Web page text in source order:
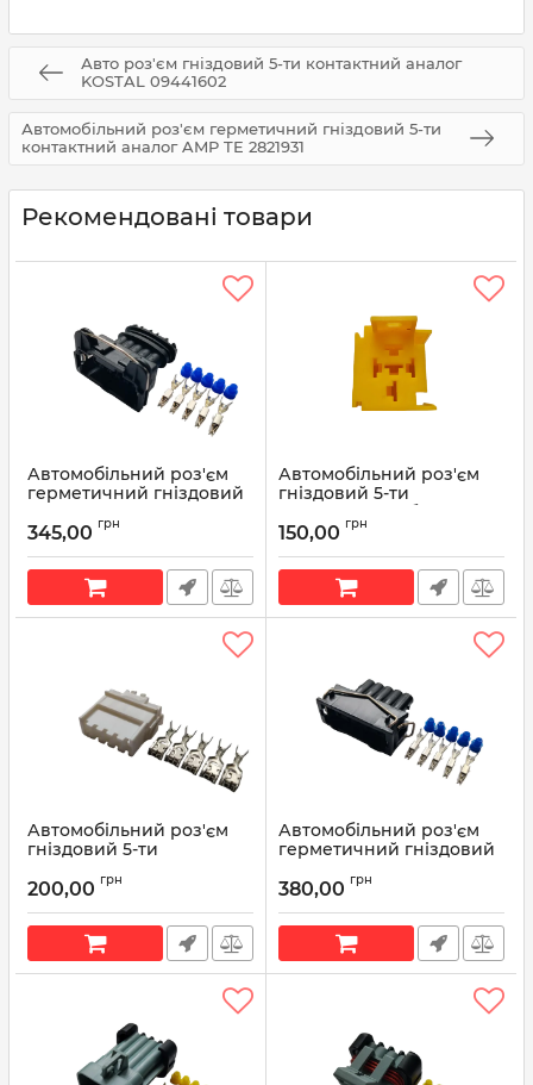
Авто роз'єм гніздовий 5-ти контактний аналог
KOSTAL 09441602
Автомобільний роз'єм герметичний гніздовий 5-ти
контактний аналог AMP TE 2821931
Рекомендовані товари
Автомобільний роз'єм
герметичний гніздовий
AMP TE 2821931
Артикул: TE 2821931
345,00 грн
Автомобільний роз'єм
гніздовий 5-ти
контактний набірної
серії 6,3мм для реле
Артикул: Р268
150,00 грн
Автомобільний роз'єм
гніздовий 5-ти
для кнопок
Mercedes
Р240
200,00 грн
Автомобільний роз'єм
герметичний гніздовий
2,8мм
Артикул: Р235
380,00 грн